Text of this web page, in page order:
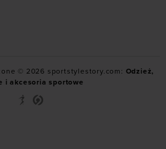
© 2026 sportstylestory.com: Odzież,
i akcesoria sportowe